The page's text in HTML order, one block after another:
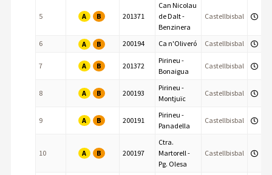
5 A B 201371
Can Nicolau
de Dalt -
Benzinera
Castellbisbal
6 A B 200194 Ca n'Oliveró Castellbisbal
7 A B 201372
Pirineu -
Bonaigua
Castellbisbal
8 A B 200193
Pirineu -
Montjuïc
Castellbisbal
9 A B 200191
Pirineu -
Panadella
Castellbisbal
10 A B 200197
Ctra.
Martorell -
Pg. Olesa
Castellbisbal